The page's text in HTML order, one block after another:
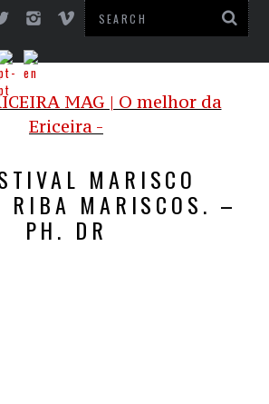
MARISCO
RIBA MARISCOS. –
PH. DR